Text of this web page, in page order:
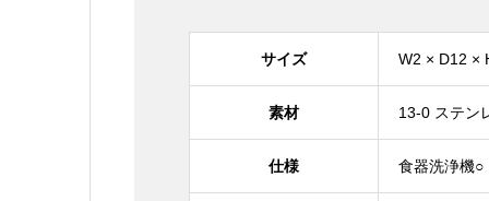
サイズ W2 × D12 ×
素材 13-0 ステン
仕様 食器洗浄機○